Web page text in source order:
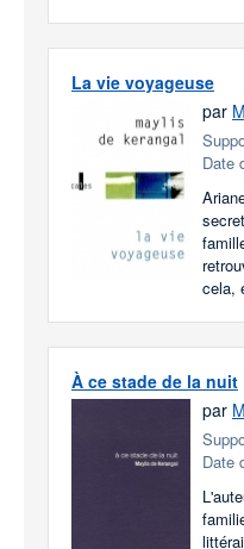
La vie voyageuse
par
Date
cela,
À ce stade de la nuit
par
Date